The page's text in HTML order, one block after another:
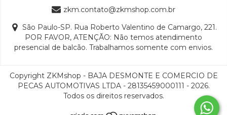
zkm.contato@zkmshop.com.br
São Paulo-SP. Rua Roberto Valentino de Camargo, 221.
POR FAVOR, ATENÇÃO: Não temos atendimento
presencial de balcão. Trabalhamos somente com envios.
Copyright ZKMshop - BAJA DESMONTE E COMERCIO DE
PECAS AUTOMOTIVAS LTDA - 28135459000111 - 2026.
Todos os direitos reservados.